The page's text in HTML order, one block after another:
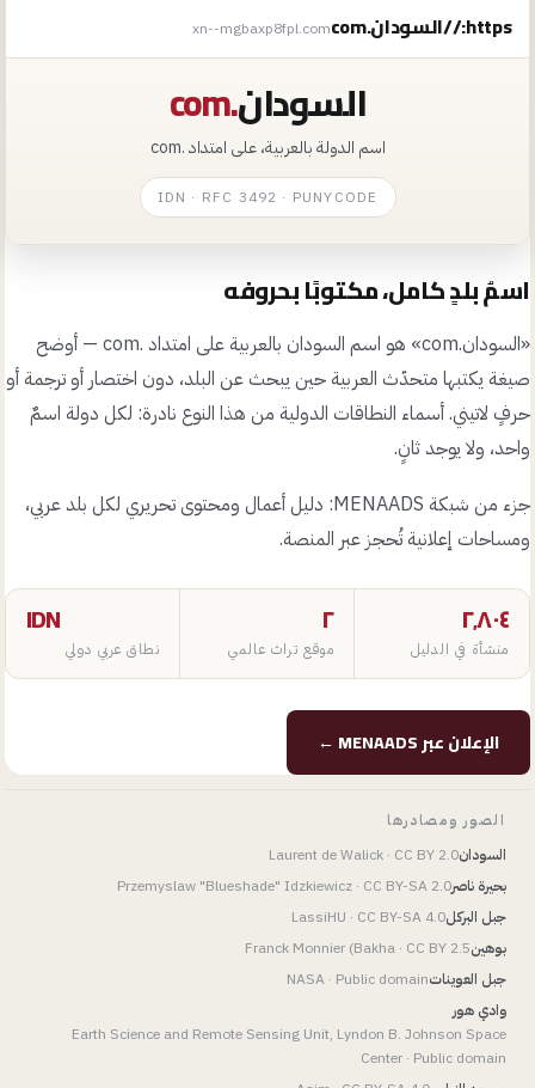
https:// السودان.com xn--mgbaxp8fpl.com
السودان.com
اسم الدولة بالعربية، على امتداد.com
IDN · RFC 3492 · PUNYCODE
اسمُ بلدٍ كامل، مكتوبًا بحروفه
«السودان.com » هو اسم السودان بالعربية على امتداد .com
— أوضح
صيغة يكتبها متحدّث العربية حين يبحث عن البلد، دون اختصار أو ترجمة أو
حرفٍ لاتيني. أسماء النطاقات الدولية من هذا النوع نادرة: لكل دولة اسمٌ
واحد، ولا يوجد ثانٍ.
جزء من شبكة MENAADS: دليل أعمال ومحتوى تحريري لكل بلد عربي،
ومساحات إعلانية تُحجز عبر المنصة.
٢٬٨٠٤
منشأة في الدليل
٢
موقع تراث عالمي
IDN
نطاق عربي دولي
الإعلان عبر MENAADS ←
الصور ومصادرها
السودان
Laurent de Walick· CC BY 2.0
بحيرة ناصر
Przemyslaw "Blueshade" Idzkiewicz· CC BY-SA 2.0
جبل البركل
LassiHU · CC BY-SA 4.0
بوهين
Franck Monnier (Bakha· CC BY 2.5
جبل العوينات
NASA· Public domain
وادي هور
Earth Science and Remote Sensing Unit, Lyndon B. Johnson Space
Center· Public domain